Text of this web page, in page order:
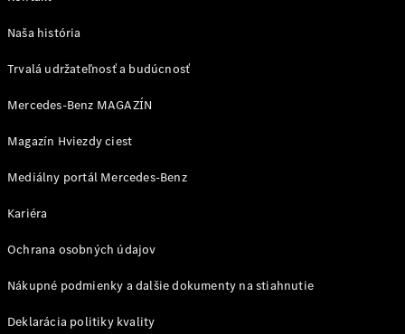
pre
Maybach
pre
AMG
pre Triedu G
Naša história
Trvalá udržateľnosť a budúcnosť
Mercedes-Benz MAGAZÍN
Magazín Hviezdy ciest
Mediálny portál Mercedes-Benz
Kariéra
Ochrana osobných údajov
Nákupné podmienky a dalšie dokumenty na stiahnutie
Deklarácia politiky kvality